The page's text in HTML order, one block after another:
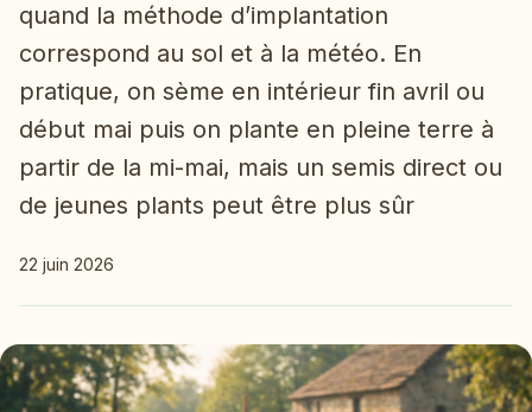
quand la méthode d’implantation
correspond au sol et à la météo. En
pratique, on sème en intérieur fin avril ou
début mai puis on plante en pleine terre à
partir de la mi-mai, mais un semis direct ou
de jeunes plants peut être plus sûr
22 juin 2026